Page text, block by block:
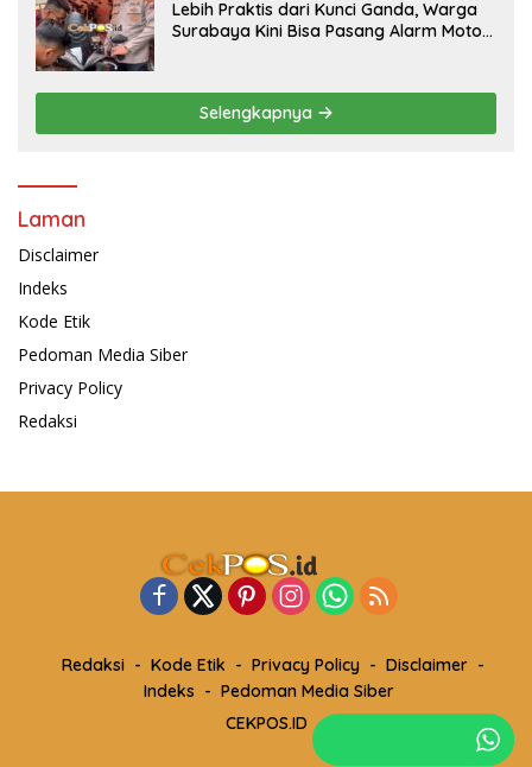
Lebih Praktis dari Kunci Ganda, Warga
Surabaya Kini Bisa Pasang Alarm Motor
Selengkapnya
Laman
Disclaimer
Indeks
Kode Etik
Pedoman Media Siber
Privacy Policy
Redaksi
Redaksi Kode Etik Privacy Policy
Disclaimer
Indeks
Pedoman Media Siber
CEKPOS.ID